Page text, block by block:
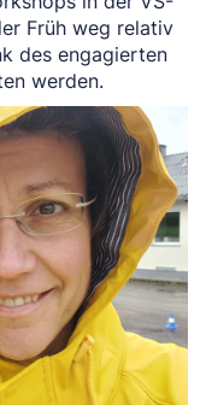
Früh weg relativ
des engagierten
werden.